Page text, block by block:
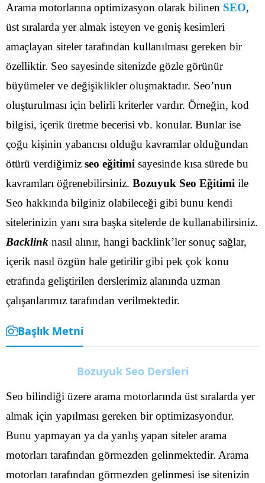
Arama motorlarına optimizasyon olarak bilinen SEO,
üst sıralarda yer almak isteyen ve geniş kesimleri
amaçlayan siteler tarafından kullanılması gereken bir
özelliktir. Seo sayesinde sitenizde gözle görünür
büyümeler ve değişiklikler oluşmaktadır. Seo’nun
oluşturulması için belirli kriterler vardır. Örneğin, kod
bilgisi, içerik üretme becerisi vb. konular. Bunlar ise
çoğu kişinin yabancısı olduğu kavramlar olduğundan
ötürü verdiğimiz seo eğitimi sayesinde kısa sürede bu
kavramları öğrenebilirsiniz. Bozuyuk Seo Eğitimi ile
Seo hakkında bilginiz olabileceği gibi bunu kendi
sitelerinizin yanı sıra başka sitelerde de kullanabilirsiniz.
Backlink nasıl alınır, hangi backlink’ler sonuç sağlar,
içerik nasıl özgün hale getirilir gibi pek çok konu
etrafında geliştirilen derslerimiz alanında uzman
çalışanlarımız tarafından verilmektedir.
Başlık Metni
Bozuyuk Seo Dersleri
Seo bilindiği üzere arama motorlarında üst sıralarda yer
almak için yapılması gereken bir optimizasyondur.
Bunu yapmayan ya da yanlış yapan siteler arama
motorları tarafından görmezden gelinmektedir. Arama
motorları tarafından görmezden gelinmesi ise sitenizin